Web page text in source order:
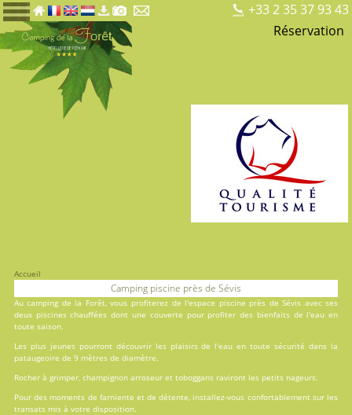
+33 2 35 37 93 43
Réservation
Accueil
Camping piscine près de Sévis
Aucamping de la Forêt, vous profiterez de l'espace piscine près de Sévis avec ses
deux piscineschauffées dont une couverte pour profiter des bienfaits de l'eau en
toute saison.
Les plus jeunes pourront découvrir les plaisirs de l'eau en toute sécurité dans la
pataugeoire de 9 mètres de diamètre.
Rocher à grimper, champignon arroseur et toboggans raviront les petits nageurs.
Pour des moments de farniente et de détente, installez-vous confortablement sur les
transats mis à votre disposition.